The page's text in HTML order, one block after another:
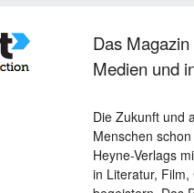
Das
Medien und
Die Zukunft und
Menschen
Heyne-Verlags
in Literatur,